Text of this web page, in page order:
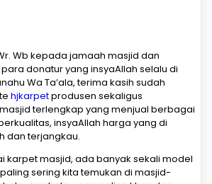
Wb kepada jamaah masjid dan
donatur yang insyaAllah selalu di
Wa Ta’ala, terima kasih sudah
hjkarpetprodusen sekaligus
terlengkap yang menjual berbagai
insyaAllah harga yang di
dan terjangkau.
karpet masjid, ada banyak sekali model
sering kita temukan di masjid-